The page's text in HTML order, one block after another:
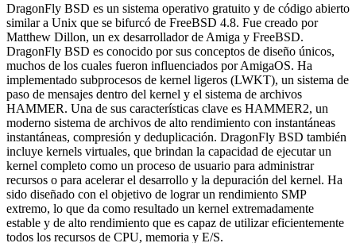
DragonFly BSD es un sistema operativo gratuito y de código abierto
similar a Unix que se bifurcó de FreeBSD 4.8. Fue creado por
Matthew Dillon, un ex desarrollador de Amiga y FreeBSD.
DragonFly BSD es conocido por sus conceptos de diseño únicos,
muchos de los cuales fueron influenciados por AmigaOS. Ha
implementado subprocesos de kernel ligeros (LWKT), un sistema de
paso de mensajes dentro del kernel y el sistema de archivos
HAMMER. Una de sus características clave es HAMMER2, un
moderno sistema de archivos de alto rendimiento con instantáneas
instantáneas, compresión y deduplicación. DragonFly BSD también
incluye kernels virtuales, que brindan la capacidad de ejecutar un
kernel completo como un proceso de usuario para administrar
recursos o para acelerar el desarrollo y la depuración del kernel. Ha
sido diseñado con el objetivo de lograr un rendimiento SMP
extremo, lo que da como resultado un kernel extremadamente
estable y de alto rendimiento que es capaz de utilizar eficientemente
todos los recursos de CPU, memoria y E/S.